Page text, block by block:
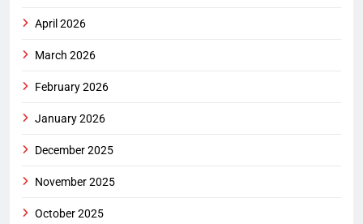
April 2026
March 2026
February 2026
January 2026
December 2025
November 2025
October 2025